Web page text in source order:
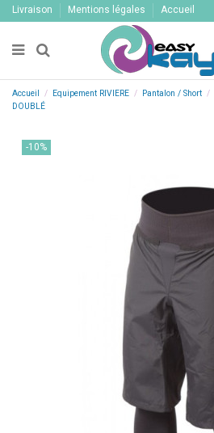
Livraison Mentions légales Accueil
Accueil Equipement RIVIERE Pantalon / Short
DOUBLÉ
-10%